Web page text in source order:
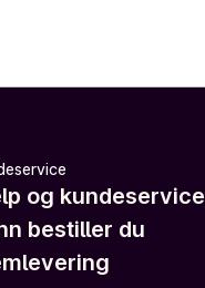
og kundeservice
bestiller du